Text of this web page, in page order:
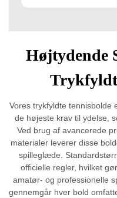
Højtydende
Vores trykfyldte tennisbolde
de højeste krav til ydelse,
Ved brug af avancerede
materialer leverer disse
spilleglæde.
officielle regler, hvilket
amatør- og professionelle
gennemgår hver bold